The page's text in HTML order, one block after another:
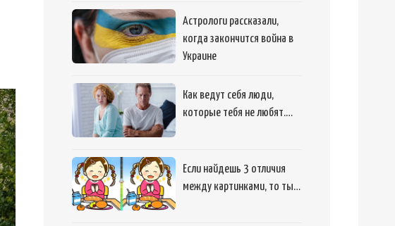
Астрологи рассказали,
когда закончится война в
Украине
Как ведут себя люди,
которые тебя не любят.…
Если найдешь 3 отличия
между картинками, то ты…